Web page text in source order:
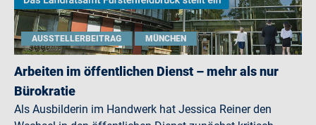
AUSSTELLERBEITRAG MÜNCHEN
Arbeiten im öffentlichen Dienst – mehr als nur
Bürokratie
Als Ausbilderin im Handwerk hat Jessica Reiner den